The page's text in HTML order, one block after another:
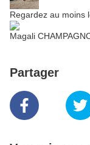
Regardez au moins
Magali
Partager